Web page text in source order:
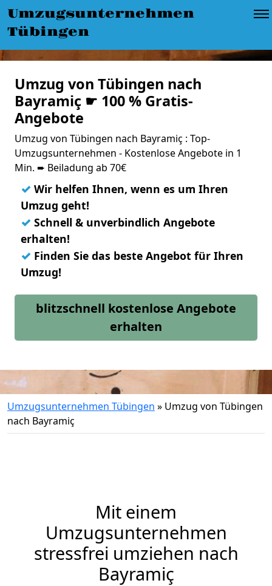
Umzugsunternehmen
Tübingen
Umzug von Tübingen nach
Bayramiç ☛ 100 % Gratis-
Angebote
Umzug von Tübingen nach Bayramiç : Top-
Umzugsunternehmen - Kostenlose Angebote in 1
Min. ➨ Beiladung ab 70€
✓ Wir helfen Ihnen, wenn es um Ihren
Umzug geht!
✓ Schnell & unverbindlich Angebote
erhalten!
✓ Finden Sie das beste Angebot für Ihren
Umzug!
blitzschnell kostenlose Angebote
erhalten
Umzugsunternehmen Tübingen » Umzug von Tübingen
nach Bayramiç
Mit einem
Umzugsunternehmen
stressfrei umziehen nach
Bayramiç